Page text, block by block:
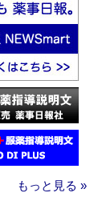
もっと見る »